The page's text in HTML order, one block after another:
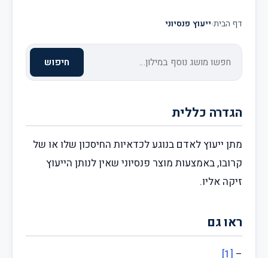
דף הבית›ייעוץ פנסיוני
חיפוש
הגדרה כללית
מתן ייעוץ לאדם בנוגע לכדאיות החיסכון שלו או של
קרובו, באמצעות מוצר פנסיוני שאין לנותן הייעוץ
זיקה אליו.
ראו גם
–
[1]